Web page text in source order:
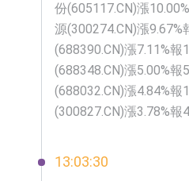
份(605117.CN)漲
源(300274.CN)漲
(688390.CN)漲7.11%
(688348.CN)漲5.00%報
(688032.CN)漲4.84%
(300827.CN)漲3.78%報
13:03:30